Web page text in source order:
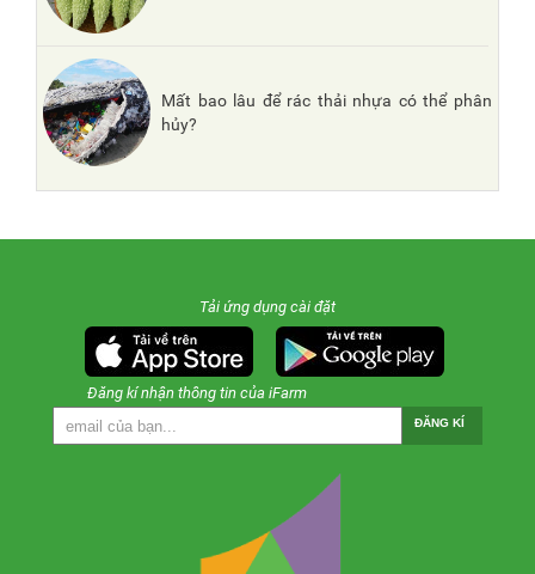
Mất bao lâu để rác thải nhựa có thể phân
hủy?
Tải ứng dụng cài đặt
Đăng kí nhận thông tin của iFarm
ĐĂNG KÍ